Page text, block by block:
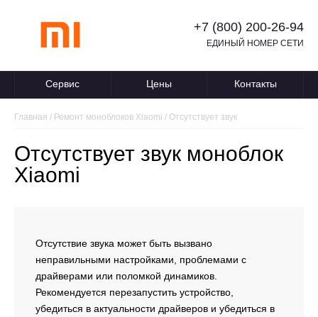
+7 (800) 200-26-94
ЕДИНЫЙ НОМЕР СЕТИ
Сервис Цены Контакты
Главная / Ремонт моноблоков Xiaomi / Отсутствует звук
Отсутствует звук моноблок
Xiaomi
Отсутствие звука может быть вызвано
неправильными настройками, проблемами с
драйверами или поломкой динамиков.
Рекомендуется перезапустить устройство,
убедиться в актуальности драйверов и убедиться в